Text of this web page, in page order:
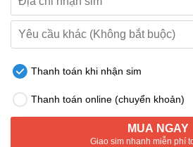
Thanh toán khi nhận sim
Thanh toán online (chuyển khoản)
MUA NGAY
Giao sim nhanh miễn phí